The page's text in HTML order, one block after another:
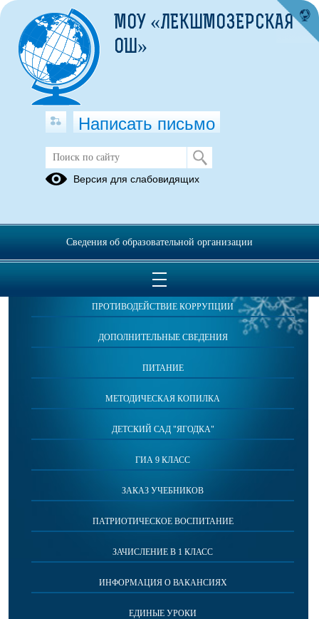
Публикации за 01.08.2025
ОБРАЩЕНИЯ ГРАЖДАН
ПРОТИВОДЕЙСТВИЕ КОРРУПЦИИ
ДОПОЛНИТЕЛЬНЫЕ СВЕДЕНИЯ
ПИТАНИЕ
МЕТОДИЧЕСКАЯ КОПИЛКА
ДЕТСКИЙ САД "ЯГОДКА"
ГИА 9 КЛАСС
ЗАКАЗ УЧЕБНИКОВ
ПАТРИОТИЧЕСКОЕ ВОСПИТАНИЕ
ЗАЧИСЛЕНИЕ В 1 КЛАСС
ИНФОРМАЦИЯ О ВАКАНСИЯХ
ЕДИНЫЕ УРОКИ
МОУ «ЛЕКШМОЗЕРСКАЯ
ОШ»
Написать письмо
Версия для слабовидящих
Сведения об образовательной организации